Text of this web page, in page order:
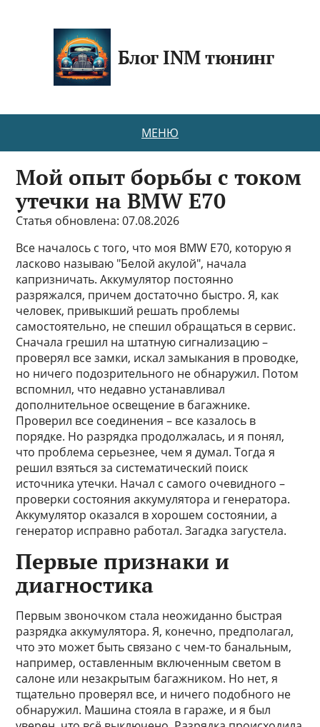
Блог INM тюнинг
МЕНЮ
Мой опыт борьбы с током
утечки на BMW E70
Статья обновлена: 07.08.2026
Все началось с того, что моя BMW E70, которую я
ласково называю "Белой акулой", начала
капризничать. Аккумулятор постоянно
разряжался, причем достаточно быстро. Я, как
человек, привыкший решать проблемы
самостоятельно, не спешил обращаться в сервис.
Сначала грешил на штатную сигнализацию –
проверял все замки, искал замыкания в проводке,
но ничего подозрительного не обнаружил. Потом
вспомнил, что недавно устанавливал
дополнительное освещение в багажнике.
Проверил все соединения – все казалось в
порядке. Но разрядка продолжалась, и я понял,
что проблема серьезнее, чем я думал. Тогда я
решил взяться за систематический поиск
источника утечки. Начал с самого очевидного –
проверки состояния аккумулятора и генератора.
Аккумулятор оказался в хорошем состоянии, а
генератор исправно работал. Загадка загустела.
Первые признаки и
диагностика
Первым звоночком стала неожиданно быстрая
разрядка аккумулятора. Я, конечно, предполагал,
что это может быть связано с чем-то банальным,
например, оставленным включенным светом в
салоне или незакрытым багажником. Но нет, я
тщательно проверял все, и ничего подобного не
обнаружил. Машина стояла в гараже, и я был